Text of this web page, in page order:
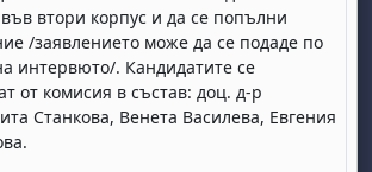
втори корпус и да се попълни
/заявлението може да се подаде по
интервюто/. Кандидатите се
от комисия в състав: доц. д-р
Станкова, Венета Василева, Евгения